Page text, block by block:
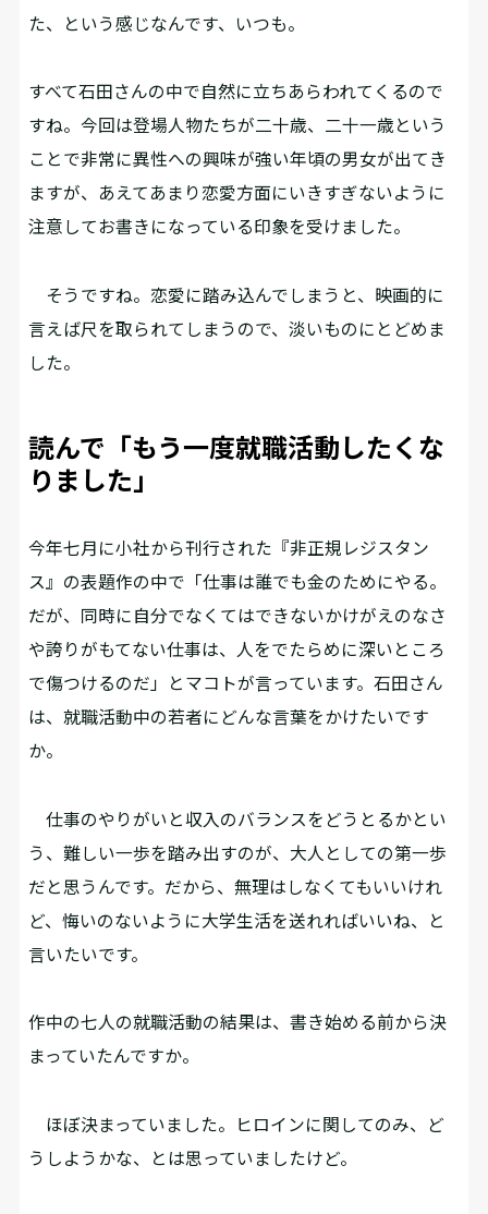
た、という感じなんです、いつも。
――すべて石田さんの中で自然に立ちあらわれてくるので
すね。今回は登場人物たちが二十歳、二十一歳という
ことで非常に異性への興味が強い年頃の男女が出てき
ますが、あえてあまり恋愛方面にいきすぎないように
注意してお書きになっている印象を受けました。
そうですね。恋愛に踏み込んでしまうと、映画的に
言えば尺を取られてしまうので、淡いものにとどめま
した。
読んで「もう一度就職活動したくな
りました」
――今年七月に小社から刊行された『非正規レジスタン
ス』の表題作の中で「仕事は誰でも金のためにやる。
だが、同時に自分でなくてはできないかけがえのなさ
や誇りがもてない仕事は、人をでたらめに深いところ
で傷つけるのだ」とマコトが言っています。石田さん
は、就職活動中の若者にどんな言葉をかけたいです
か。
仕事のやりがいと収入のバランスをどうとるかとい
う、難しい一歩を踏み出すのが、大人としての第一歩
だと思うんです。だから、無理はしなくてもいいけれ
ど、悔いのないように大学生活を送れればいいね、と
言いたいです。
――作中の七人の就職活動の結果は、書き始める前から決
まっていたんですか。
ほぼ決まっていました。ヒロインに関してのみ、ど
うしようかな、とは思っていましたけど。